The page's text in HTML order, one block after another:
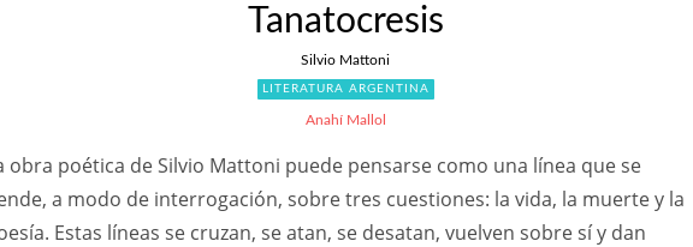
Tanatocresis
Silvio Mattoni
LITERATURA ARGENTINA
Anahí Mallol
obra poética de Silvio Mattoni puede pensarse como una línea que se
a modo de interrogación, sobre tres cuestiones: la vida, la muerte y la
Estas líneas se cruzan, se atan, se desatan, vuelven sobre sí y dan